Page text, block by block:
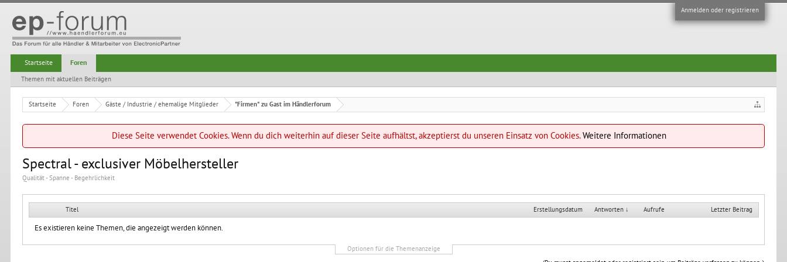
Anmelden oder registrieren
Startseite Foren Gäste / Industrie / ehemalige Mitglieder "Firmen" zu Gast im Händlerforum
Diese Seite verwendet Cookies. Wenn du dich weiterhin auf dieser Seite aufhältst, akzeptierst du unseren Einsatz von Cookies.Weitere Informationen
Spectral - exclusiver Möbelhersteller
Qualität - Spanne - Begehrlichkeit
Titel Erstellungsdatum Antworten ↓ Aufrufe Letzter Beitrag
Es existieren keine Themen, die angezeigt werden können.
Optionen für die Themenanzeige
Startseite Foren
Themen mit aktuellen Beiträgen